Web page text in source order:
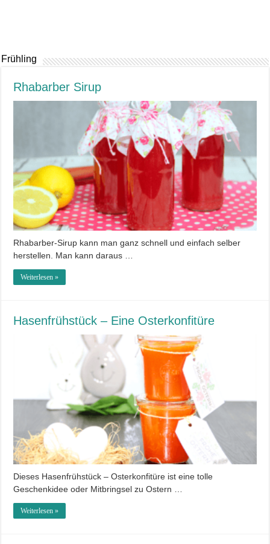
Frühling
Rhabarber Sirup
Rhabarber-Sirup kann man ganz schnell und einfach selber
herstellen. Man kann daraus …
Weiterlesen »
Hasenfrühstück – Eine Osterkonfitüre
Dieses Hasenfrühstück – Osterkonfitüre ist eine tolle
Geschenkidee oder Mitbringsel zu Ostern …
Weiterlesen »